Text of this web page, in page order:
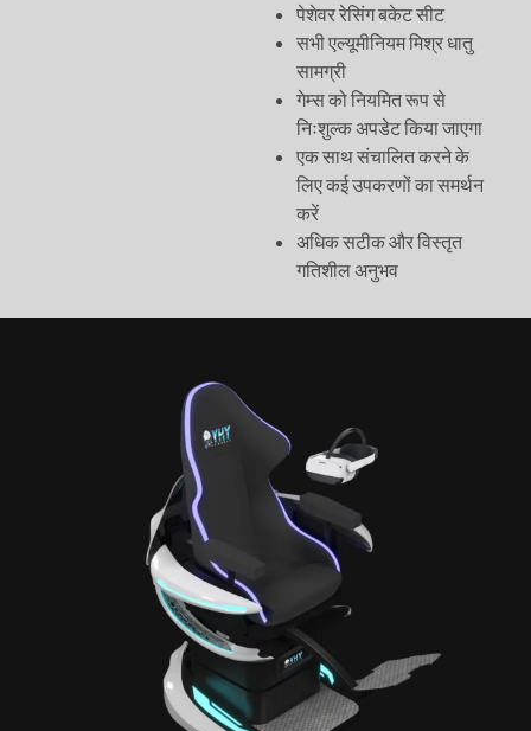
पेशेवर रेसिंग बकेट सीट
सभी एल्यूमीनियम मिश्र धातु
सामग्री
गेम्स को नियमित रूप से
निःशुल्क अपडेट किया जाएगा
एक साथ संचालित करने के
लिए कई उपकरणों का समर्थन
करें
अधिक सटीक और विस्तृत
गतिशील अनुभव